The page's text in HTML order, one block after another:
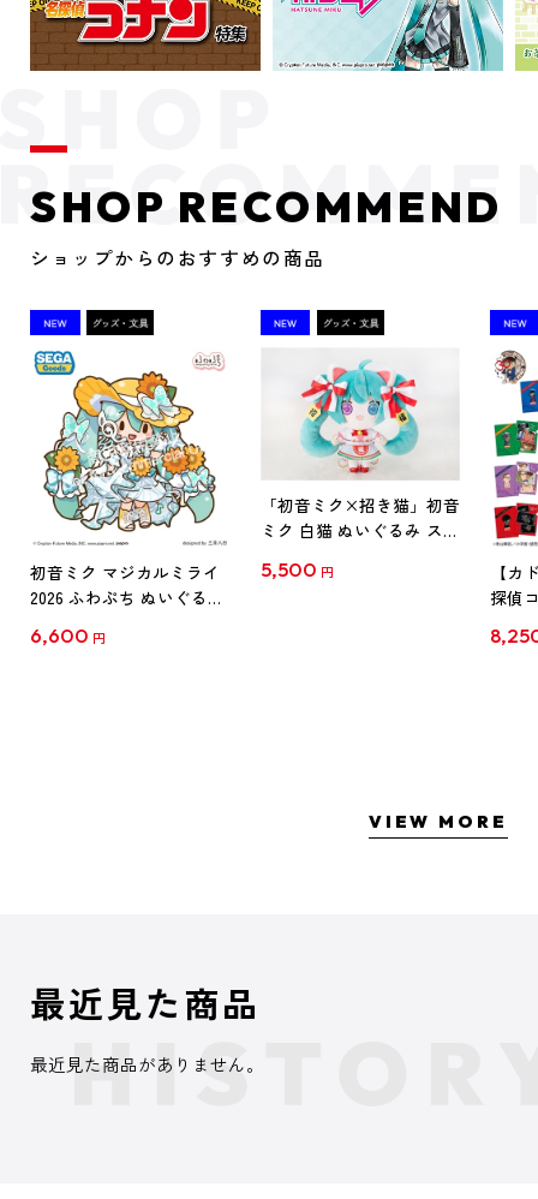
SHOP RECOMMEND
ショップからのおすすめの商品
初音ミク マジカルミライ
2026 ふわぷち ぬいぐるみ
6,600 円
「初音ミク×招き猫」初音
ミク 白猫 ぬいぐるみ スタ
5,500 円
【カ
探偵
クリ
VIEW MORE
最近見た商品
最近見た商品がありません。